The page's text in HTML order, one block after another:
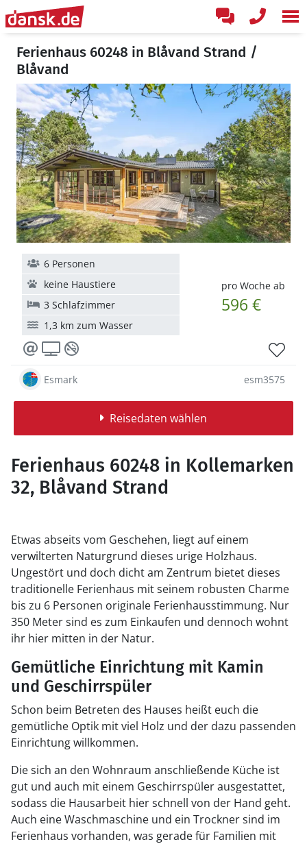
Ferienhaus 60248 in Blåvand Strand /
Blåvand
pro Woche ab
596 €
6 Personen
keine Haustiere
3 Schlafzimmer
1,3 km zum Wasser
Esmark esm3575
Reisedaten wählen
Ferienhaus 60248 in Kollemarken
32, Blåvand Strand
Etwas abseits vom Geschehen, liegt auf einem
verwilterten Naturgrund dieses urige Holzhaus.
Ungestört und doch dicht am Zentrum bietet dieses
traditionelle Ferienhaus mit seinem robusten Charme
bis zu 6 Personen originale Ferienhausstimmung. Nur
350 Meter sind es zum Einkaufen und dennoch wohnt
ihr hier mitten in der Natur.
Gemütliche Einrichtung mit Kamin
und Geschirrspüler
Schon beim Betreten des Hauses heißt euch die
gemütliche Optik mit viel Holz und der dazu passenden
Einrichtung willkommen.
Die sich an den Wohnraum anschließende Küche ist
gut und auch mit einem Geschirrspüler ausgestattet,
sodass die Hausarbeit hier schnell von der Hand geht.
Auch eine Waschmaschine und ein Trockner sind im
Ferienhaus vorhanden, was gerade für Familien mit